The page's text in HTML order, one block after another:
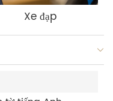
Xe đạp